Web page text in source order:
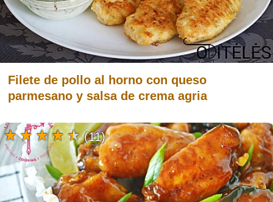
Filete de pollo al horno con queso
parmesano y salsa de crema agria
(11)